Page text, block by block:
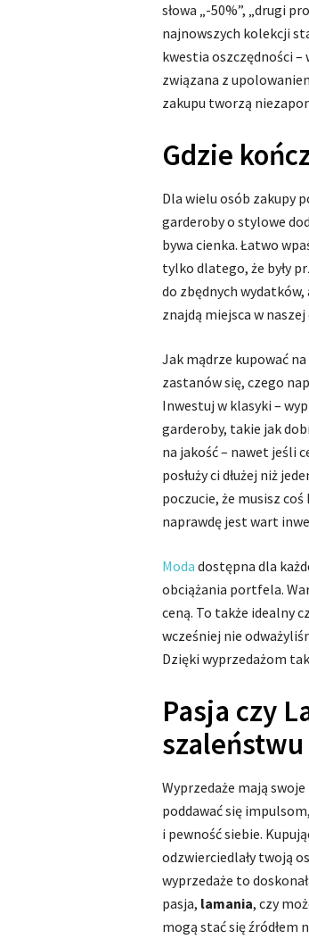
słowa „-50%”, „drugi
najnowszych kolekcji
kwestia oszczędności
związana z
zakupu tworzą
Gdzie
Dla wielu osób zakupy
garderoby o stylowe
bywa cienka. Łatwo
tylko dlatego, że były
do zbędnych
znajdą miejsca w
Jak mądrze kupować
zastanów się, czego
Inwestuj w klasyki –
garderoby, takie jak
na jakość – nawet jeśli
posłuży ci dłużej niż
poczucie, że musisz
naprawdę jest wart
Moda dostępna dla
obciążania portfela.
ceną. To także idealny
wcześniej nie
Dzięki wyprzedażom
Pasja czy
Wyprzedaże mają
poddawać się
i pewność siebie.
odzwierciedlały twoją
wyprzedaże to
pasja, lamania, czy
mogą stać się źródłem